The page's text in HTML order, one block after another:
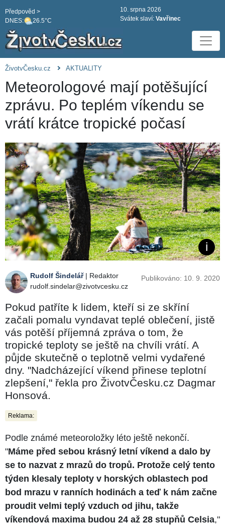
DNES: 26.5°C
Předpověd >
10. srpna 2026
Svátek slaví: Vavřinec
ŽivotvČesku.cz AKTUALITY
Meteorologové mají potěšující
zprávu. Po teplém víkendu se
vrátí krátce tropické počasí
Rudolf Šindelář| Redaktor
rudolf.sindelar@zivotvcesku.cz
Publikováno: 10. 9. 2020
Pokud patříte k lidem, kteří si ze skříní
začali pomalu vyndavat teplé oblečení, jistě
vás potěší příjemná zpráva o tom, že
tropické teploty se ještě na chvíli vrátí. A
půjde skutečně o teplotně velmi vydařené
dny. "Nadcházející víkend přinese teplotní
zlepšení," řekla pro ŽivotvČesku.cz Dagmar
Honsová.
Reklama:
Podle známé meteoroložky léto ještě nekončí.
"Máme před sebou krásný letní víkend a dalo by
se to nazvat z mrazů do tropů. Protože celý tento
týden klesaly teploty v horských oblastech pod
bod mrazu v ranních hodinách a teď k nám začne
proudit velmi teplý vzduch od jihu, takže
víkendová maxima budou 24 až 28 stupňů Celsia,"